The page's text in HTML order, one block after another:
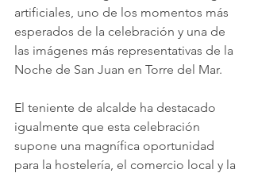
artificiales, uno de los momentos más
esperados de la celebración y una de
las imágenes más representativas de la
Noche de San Juan en Torre del Mar.
El teniente de alcalde ha destacado
igualmente que esta celebración
supone una magnífica oportunidad
para la hostelería, el comercio local y la